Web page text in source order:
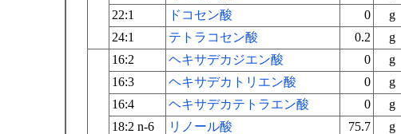
22:1
ドコセン酸 0
g
24:1
テトラコセン酸 0.2 g
16:2 ヘキサデカジエン酸 0
g
16:3
ヘキサデカトリエン酸 0
g
16:4
ヘキサデカテトラエン酸 0
g
18:2 n-6
リノール酸 75.7
g